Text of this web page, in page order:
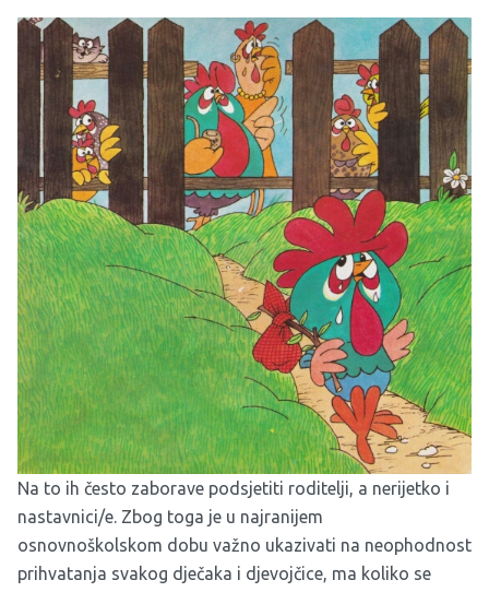
Na to ih često zaborave podsjetiti roditelji, a nerijetko i
nastavnici/e. Zbog toga je u najranijem
osnovnoškolskom dobu važno ukazivati na neophodnost
prihvatanja svakog dječaka i djevojčice, ma koliko se